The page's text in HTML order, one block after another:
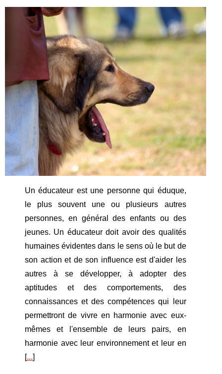
Un éducateur est une personne qui éduque,
le plus souvent une ou plusieurs autres
personnes, en général des enfants ou des
jeunes. Un éducateur doit avoir des qualités
humaines évidentes dans le sens où le but de
son action et de son influence est d'aider les
autres à se développer, à adopter des
aptitudes et des comportements, des
connaissances et des compétences qui leur
permettront de vivre en harmonie avec eux-
mêmes et l'ensemble de leurs pairs, en
harmonie avec leur environnement et leur en
[...]